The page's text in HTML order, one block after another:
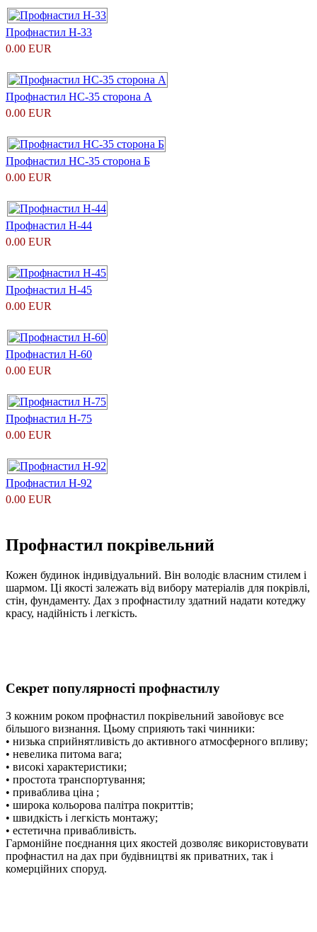
Профнастил H-33
0.00 EUR
Профнастил НС-35 сторона А
0.00 EUR
Профнастил НС-35 сторона Б
0.00 EUR
Профнастил H-44
0.00 EUR
Профнастил H-45
0.00 EUR
Профнастил H-60
0.00 EUR
Профнастил Н-75
0.00 EUR
Профнастил Н-92
0.00 EUR
Профнастил покрівельний
Кожен будинок індивідуальний. Він володіє власним стилем і
шармом. Ці якості залежать від вибору матеріалів для покрівлі,
стін, фундаменту. Дах з профнастилу здатний надати котеджу
красу, надійність і легкість.
Секрет популярності профнастилу
З кожним роком профнастил покрівельний завойовує все
більшого визнання. Цьому сприяють такі чинники:
• низька сприйнятливість до активного атмосферного впливу;
• невелика питома вага;
• високі характеристики;
• простота транспортування;
• приваблива ціна ;
• широка кольорова палітра покриттів;
• швидкість і легкість монтажу;
• естетична привабливість.
Гармонійне поєднання цих якостей дозволяє використовувати
профнастил на дах при будівництві як приватних, так і
комерційних споруд.